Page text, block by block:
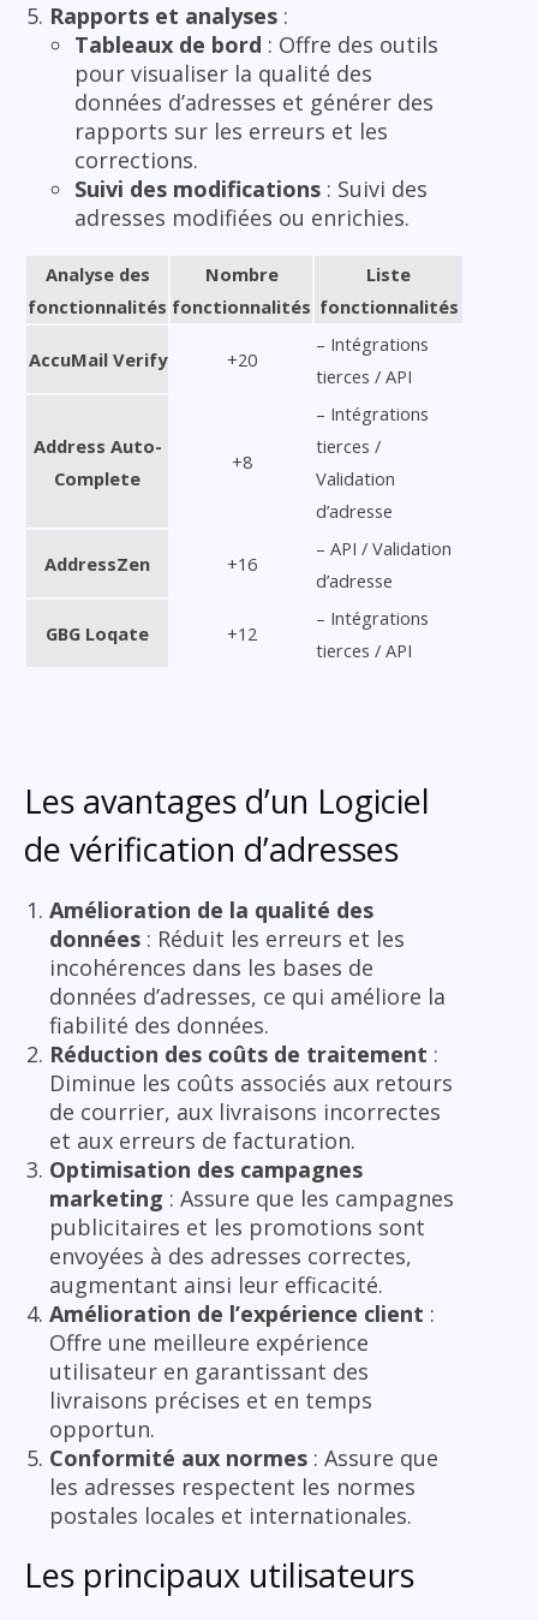
Rapports et analyses :
Tableaux de bord : Offre des outils
pour visualiser la qualité des
données d’adresses et générer des
rapports sur les erreurs et les
corrections.
Suivi des modifications : Suivi des
adresses modifiées ou enrichies.
Analyse des
fonctionnalités
Nombre
fonctionnalités
Liste
fonctionnalités
AccuMail Verify +20
– Intégrations
tierces / API
Address Auto-
Complete
+8
– Intégrations
tierces /
Validation
d’adresse
AddressZen +16
– API / Validation
d’adresse
GBG Loqate +12
– Intégrations
tierces / API
Les avantages d’un Logiciel
de vérification d’adresses
Amélioration de la qualité des
données : Réduit les erreurs et les
incohérences dans les bases de
données d’adresses, ce qui améliore la
fiabilité des données.
Réduction des coûts de traitement :
Diminue les coûts associés aux retours
de courrier, aux livraisons incorrectes
et aux erreurs de facturation.
Optimisation des campagnes
marketing : Assure que les campagnes
publicitaires et les promotions sont
envoyées à des adresses correctes,
augmentant ainsi leur efficacité.
Amélioration de l’expérience client :
Offre une meilleure expérience
utilisateur en garantissant des
livraisons précises et en temps
opportun.
Conformité aux normes : Assure que
les adresses respectent les normes
postales locales et internationales.
Les principaux utilisateurs